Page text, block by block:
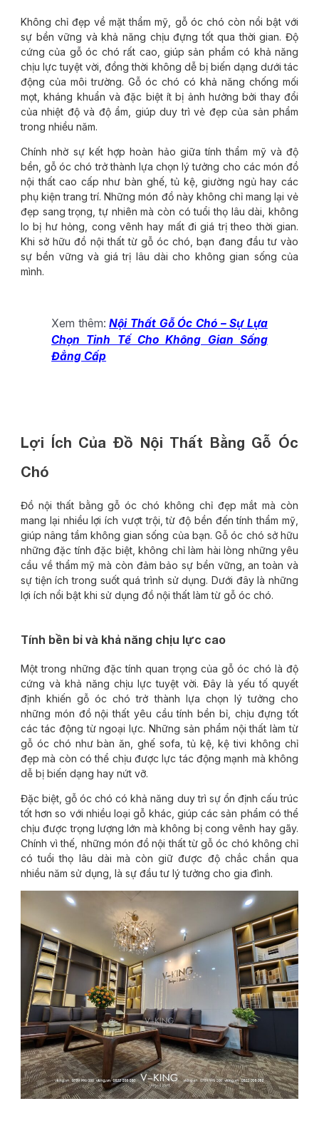
Không chỉ đẹp về mặt thẩm mỹ, gỗ óc chó còn nổi bật với
sự bền vững và khả năng chịu đựng tốt qua thời gian. Độ
cứng của gỗ óc chó rất cao, giúp sản phẩm có khả năng
chịu lực tuyệt vời, đồng thời không dễ bị biến dạng dưới tác
động của môi trường. Gỗ óc chó có khả năng chống mối
mọt, kháng khuẩn và đặc biệt ít bị ảnh hưởng bởi thay đổi
của nhiệt độ và độ ẩm, giúp duy trì vẻ đẹp của sản phẩm
trong nhiều năm.
Chính nhờ sự kết hợp hoàn hảo giữa tính thẩm mỹ và độ
bền, gỗ óc chó trở thành lựa chọn lý tưởng cho các món đồ
nội thất cao cấp như bàn ghế, tủ kệ, giường ngủ hay các
phụ kiện trang trí. Những món đồ này không chỉ mang lại vẻ
đẹp sang trọng, tự nhiên mà còn có tuổi thọ lâu dài, không
lo bị hư hỏng, cong vênh hay mất đi giá trị theo thời gian.
Khi sở hữu đồ nội thất từ gỗ óc chó, bạn đang đầu tư vào
sự bền vững và giá trị lâu dài cho không gian sống của
mình.
Xem thêm:Nội Thất Gỗ Óc Chó – Sự Lựa
Chọn Tinh Tế Cho Không Gian Sống
Đẳng Cấp
Lợi Ích Của Đồ Nội Thất Bằng Gỗ Óc
Chó
Đồ nội thất bằng gỗ óc chó không chỉ đẹp mắt mà còn
mang lại nhiều lợi ích vượt trội, từ độ bền đến tính thẩm mỹ,
giúp nâng tầm không gian sống của bạn. Gỗ óc chó sở hữu
những đặc tính đặc biệt, không chỉ làm hài lòng những yêu
cầu về thẩm mỹ mà còn đảm bảo sự bền vững, an toàn và
sự tiện ích trong suốt quá trình sử dụng. Dưới đây là những
lợi ích nổi bật khi sử dụng đồ nội thất làm từ gỗ óc chó.
Tính bền bỉ và khả năng chịu lực cao
Một trong những đặc tính quan trọng của gỗ óc chó là độ
cứng và khả năng chịu lực tuyệt vời. Đây là yếu tố quyết
định khiến gỗ óc chó trở thành lựa chọn lý tưởng cho
những món đồ nội thất yêu cầu tính bền bỉ, chịu đựng tốt
các tác động từ ngoại lực. Những sản phẩm nội thất làm từ
gỗ óc chó như bàn ăn, ghế sofa, tủ kệ, kệ tivi không chỉ
đẹp mà còn có thể chịu được lực tác động mạnh mà không
dễ bị biến dạng hay nứt vỡ.
Đặc biệt, gỗ óc chó có khả năng duy trì sự ổn định cấu trúc
tốt hơn so với nhiều loại gỗ khác, giúp các sản phẩm có thể
chịu được trọng lượng lớn mà không bị cong vênh hay gãy.
Chính vì thế, những món đồ nội thất từ gỗ óc chó không chỉ
có tuổi thọ lâu dài mà còn giữ được độ chắc chắn qua
nhiều năm sử dụng, là sự đầu tư lý tưởng cho gia đình.